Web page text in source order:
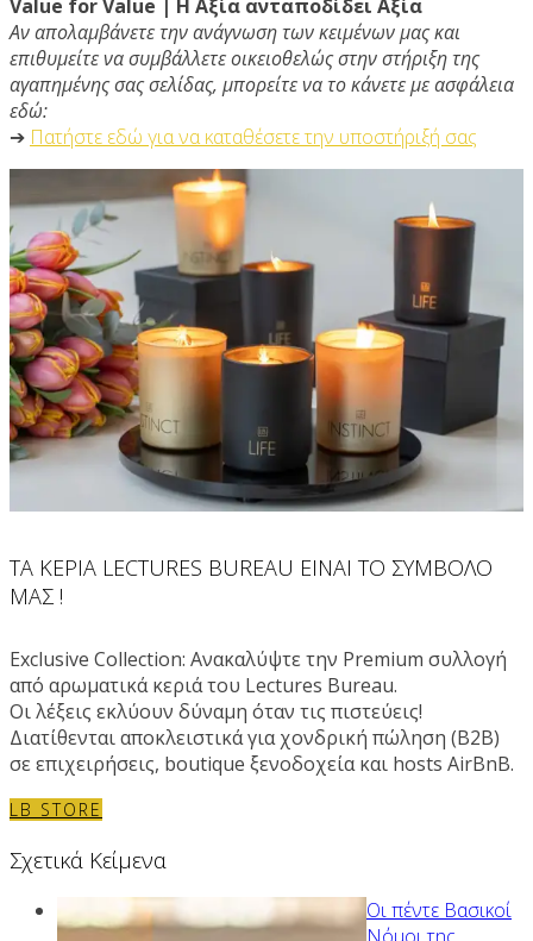
Value for Value | Η Αξία ανταποδίδει Αξία
Αν απολαμβάνετε την ανάγνωση των κειμένων μας και
επιθυμείτε να συμβάλλετε οικειοθελώς στην στήριξη της
αγαπημένης σας σελίδας, μπορείτε να το κάνετε με ασφάλεια
εδώ:
➔ Πατήστε εδώ για να καταθέσετε την υποστήριξή σας
ΤΑ ΚΕΡΙΑ LECTURES BUREAU ΕΙΝΑΙ ΤΟ ΣΥΜΒΟΛΟ
ΜΑΣ !
Exclusive Collection: Ανακαλύψτε την Premium συλλογή
από αρωματικά κεριά του Lectures Bureau.
Οι λέξεις εκλύουν δύναμη όταν τις πιστεύεις!
Διατίθενται αποκλειστικά για χονδρική πώληση (B2B)
σε επιχειρήσεις, boutique ξενοδοχεία και hosts AirBnB.
LB STORE
Σχετικά Κείμενα
Οι πέντε Βασικοί